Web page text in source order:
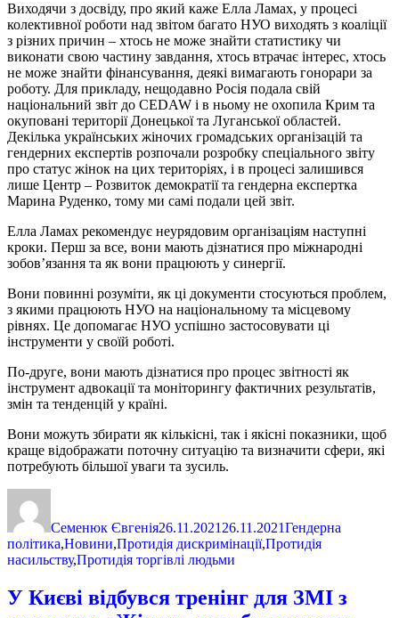
Виходячи з досвіду, про який каже Елла Ламах, у процесі
колективної роботи над звітом багато НУО виходять з коаліції
з різних причин – хтось не може знайти статистику чи
виконати свою частину завдання, хтось втрачає інтерес, хтось
не може знайти фінансування, деякі вимагають гонорари за
роботу. Для прикладу, нещодавно Росія подала свій
національний звіт до CEDAW і в ньому не охопила Крим та
окуповані території Донецької та Луганської областей.
Декілька українських жіночих громадських організацій та
гендерних експертів розпочали розробку спеціального звіту
про статус жінок на цих територіях, і в процесі залишився
лише Центр – Розвиток демократії та гендерна експертка
Марина Руденко, тому ми самі подали цей звіт.
Елла Ламах рекомендує неурядовим організаціям наступні
кроки. Перш за все, вони мають дізнатися про міжнародні
зобов’язання та як вони працюють у синергії.
Вони повинні розуміти, як ці документи стосуються проблем,
з якими працюють НУО на національному та місцевому
рівнях. Це допомагає НУО успішно застосовувати ці
інструменти у своїй роботі.
По-друге, вони мають дізнатися про процес звітності як
інструмент адвокації та моніторингу фактичних результатів,
змін та тенденцій у країні.
Вони можуть збирати як кількісні, так і якісні показники, щоб
краще відображати поточну ситуацію та визначити сфери, які
потребують більшої уваги та зусиль.
Семенюк Євгенія26.11.202126.11.2021Гендерна
політика,Новини,Протидія дискримінації,Протидія
насильству,Протидія торгівлі людьми
У Києві відбувся тренінг для ЗМІ з